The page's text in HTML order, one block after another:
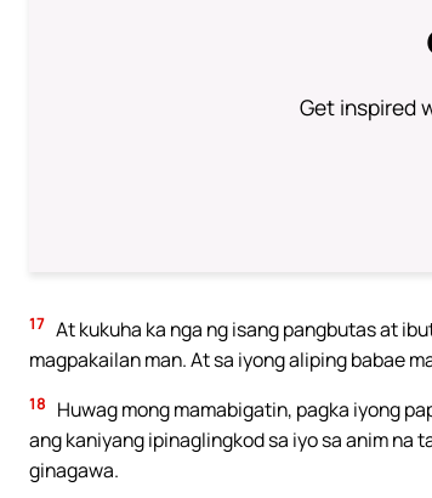
Get inspired
17 At kukuha ka nga ng isang pangbutas at
magpakailan man. At sa iyong aliping babae
18
Huwag mong mamabigatin, pagka iyong
ang kaniyang ipinaglingkod sa iyo sa anim na
ginagawa.